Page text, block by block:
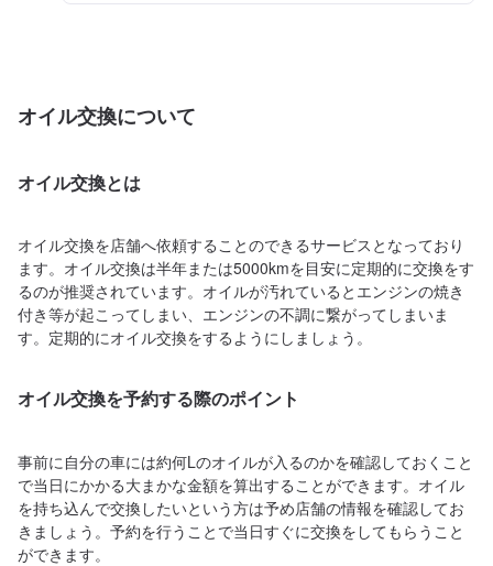
オイル交換について
オイル交換とは
オイル交換を店舗へ依頼することのできるサービスとなっており
ます。オイル交換は半年または5000kmを目安に定期的に交換をす
るのが推奨されています。オイルが汚れているとエンジンの焼き
付き等が起こってしまい、エンジンの不調に繋がってしまいま
す。定期的にオイル交換をするようにしましょう。
オイル交換を予約する際のポイント
事前に自分の車には約何Lのオイルが入るのかを確認しておくこと
で当日にかかる大まかな金額を算出することができます。オイル
を持ち込んで交換したいという方は予め店舗の情報を確認してお
きましょう。予約を行うことで当日すぐに交換をしてもらうこと
ができます。